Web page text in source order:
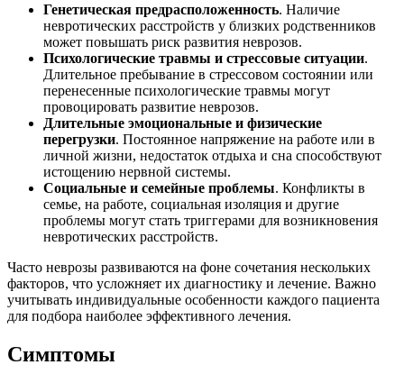
Генетическая предрасположенность. Наличие
невротических расстройств у близких родственников
может повышать риск развития неврозов.
Психологические травмы и стрессовые ситуации.
Длительное пребывание в стрессовом состоянии или
перенесенные психологические травмы могут
провоцировать развитие неврозов.
Длительные эмоциональные и физические
перегрузки. Постоянное напряжение на работе или в
личной жизни, недостаток отдыха и сна способствуют
истощению нервной системы.
Социальные и семейные проблемы. Конфликты в
семье, на работе, социальная изоляция и другие
проблемы могут стать триггерами для возникновения
невротических расстройств.
Часто неврозы развиваются на фоне сочетания нескольких
факторов, что усложняет их диагностику и лечение. Важно
учитывать индивидуальные особенности каждого пациента
для подбора наиболее эффективного лечения.
Симптомы